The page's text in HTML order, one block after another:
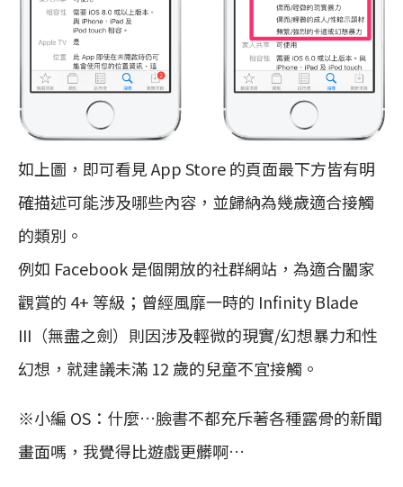
如上圖，即可看見 App Store 的頁面最下方皆有明
確描述可能涉及哪些內容，並歸納為幾歲適合接觸
的類別。
例如 Facebook 是個開放的社群網站，為適合闔家
觀賞的 4+ 等級；曾經風靡一時的 Infinity Blade
III（無盡之劍）則因涉及輕微的現實/幻想暴力和性
幻想，就建議未滿 12 歲的兒童不宜接觸。
※小編 OS：什麼…臉書不都充斥著各種露骨的新聞
畫面嗎，我覺得比遊戲更髒啊…